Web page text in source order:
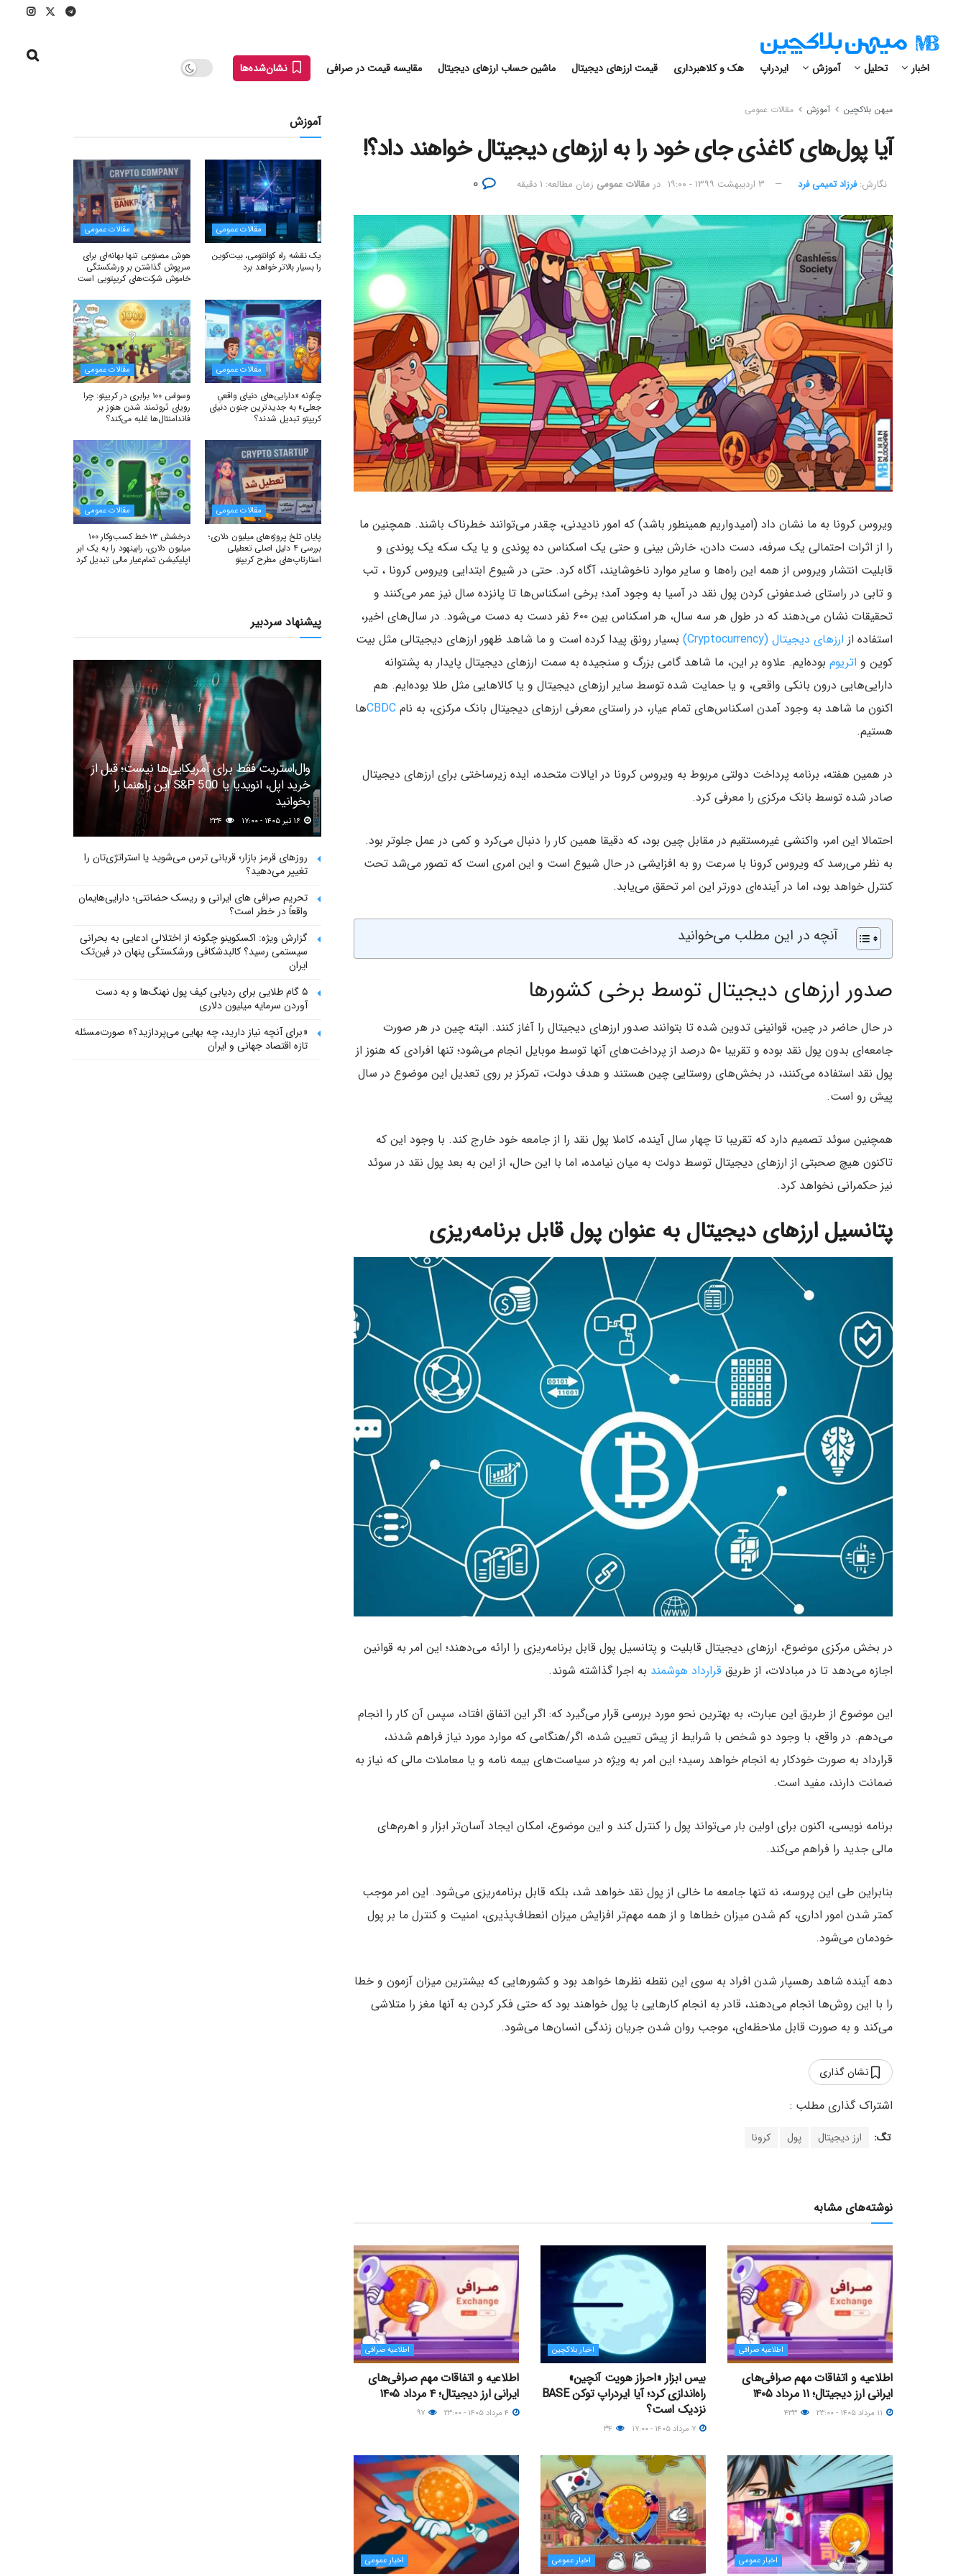
اخبار تحلیل آموزش ایردراپ هک و کلاهبرداری قیمت ارزهای دیجیتال ماشین حساب ارزهای دیجیتال مقایسه قیمت در صرافی نشان‌شده‌ها
میهن بلاکچین آموزش مقالات عمومی
آیا پول‌های کاغذی جای خود را به ارزهای دیجیتال خواهند داد؟!
نگارش:‌ فرزاد تمیمی فرد ۳ اردیبهشت ۱۳۹۹ - ۱۹:۰۰ در مقالات عمومی زمان مطالعه: ۱ دقیقه
ویروس کرونا به ما نشان داد (امیدواریم همینطور باشد) که امور نادیدنی، چقدر می‌توانند خطرناک باشند. همچنین ما
را از اثرات احتمالی یک سرفه، دست دادن، خارش بینی و حتی یک اسکناس ده پوندی و یا یک سکه یک پوندی و
قابلیت انتشار ویروس از همه این راه‌ها و سایر موارد ناخوشایند، آگاه کرد. حتی در شیوع ابتدایی ویروس کرونا ، تب
و تابی در راستای ضدعفونی کردن پول نقد در آسیا به وجود آمد؛ برخی اسکناس‌ها تا پانزده سال نیز عمر می‌کنند و
تحقیقات نشان می‌دهند که در طول هر سه سال، هر اسکناس بین ۶۰۰ نفر دست به دست می‌شود. در سال‌های اخیر،
استفاده از ارزهای دیجیتال (Cryptocurrency)
بسیار رونق پیدا کرده است و ما شاهد ظهور ارزهای دیجیتالی مثل بیت
کوین و اتریوم بوده‌ایم. علاوه بر این، ما شاهد گامی بزرگ و سنجیده به سمت ارزهای دیجیتال پایدار به پشتوانه
دارایی‌هایی درون بانکی واقعی، و یا حمایت شده توسط سایر ارزهای دیجیتال و یا کالاهایی مثل طلا بوده‌ایم. هم
اکنون ما شاهد به وجود آمدن اسکناس‌های تمام عیار، در راستای معرفی ارزهای دیجیتال بانک مرکزی، به نام CBDCها
هستیم.
در همین هفته، برنامه پرداخت دولتی مربوط به ویروس کرونا در ایالات متحده، ایده زیرساختی برای ارزهای دیجیتال
صادر شده توسط بانک مرکزی را معرفی کرد.
احتمالا این امر، واکنشی غیرمستقیم در مقابل چین بود، که دقیقا همین کار را دنبال می‌کرد و کمی در عمل جلوتر بود.
به نظر می‌رسد که ویروس کرونا با سرعت رو به افزایشی در حال شیوع است و این امری است که تصور می‌شد تحت
کنترل خواهد بود، اما در آینده‌ای دورتر این امر تحقق می‌یابد.
آنچه در این مطلب می‌خوانید
صدور ارزهای دیجیتال توسط برخی کشورها
در حال حاضر در چین، قوانینی تدوین شده تا بتوانند صدور ارزهای دیجیتال را آغاز کنند. البته چین در هر صورت
جامعه‌ای بدون پول نقد بوده و تقریبا ۵۰ درصد از پرداخت‌های آنها توسط موبایل انجام می‌شود؛ تنها افرادی که هنوز از
پول نقد استفاده می‌کنند، در بخش‌های روستایی چین هستند و هدف دولت، تمرکز بر روی تعدیل این موضوع در سال
پیش رو است.
همچنین سوئد تصمیم دارد که تقریبا تا چهار سال آینده، کاملا پول نقد را از جامعه خود خارج کند. با وجود این که
تاکنون هیچ صحبتی از ارزهای دیجیتال توسط دولت به میان نیامده، اما با این حال، از این به بعد پول نقد در سوئد
نیز حکمرانی نخواهد کرد.
پتانسیل ارزهای دیجیتال به عنوان پول قابل برنامه‌ریزی
در بخش مرکزی موضوع، ارزهای دیجیتال قابلیت و پتانسیل پول قابل برنامه‌ریزی را ارائه می‌دهند؛ این امر به قوانین
اجازه می‌دهد تا در مبادلات، از طریق قرارداد هوشمند به اجرا گذاشته شوند.
این موضوع از طریق این عبارت، به بهترین نحو مورد بررسی قرار می‌گیرد که: اگر این اتفاق افتاد، سپس آن کار را انجام
می‌دهم. در واقع، با وجود دو شخص با شرایط از پیش تعیین شده، اگر/هنگامی که موارد مورد نیاز فراهم شدند،
قرارداد به صورت خودکار به انجام خواهد رسید؛ این امر به ویژه در سیاست‌های بیمه نامه و یا معاملات مالی که نیاز به
ضمانت دارند، مفید است.
برنامه نویسی، اکنون برای اولین بار می‌تواند پول را کنترل کند و این موضوع، امکان ایجاد آسان‌تر ابزار و اهرم‌های
مالی جدید را فراهم می‌کند.
بنابراین طی این پروسه، نه تنها جامعه ما خالی از پول نقد خواهد شد، بلکه قابل برنامه‌ریزی می‌شود. این امر موجب
کمتر شدن امور اداری، کم شدن میزان خطاها و از همه مهم‌تر افزایش میزان انعطاف‌پذیری، امنیت و کنترل ما بر پول
خودمان می‌شود.
دهه آینده شاهد رهسپار شدن افراد به سوی این نقطه نظرها خواهد بود و کشورهایی که بیشترین میزان آزمون و خطا
را با این روش‌ها انجام می‌دهند، قادر به انجام کارهایی با پول خواهند بود که حتی فکر کردن به آنها مغز را متلاشی
می‌کند و به صورت قابل ملاحظه‌ای، موجب روان شدن جریان زندگی انسان‌ها می‌شود.
نشان گذاری
تگ: ارز دیجیتال پول کرونا
نوشته‌های مشابه
اطلاعیه صرافی
اطلاعیه و اتفاقات مهم صرافی‌های
ایرانی ارز دیجیتال؛ ۱۱ مرداد ۱۴۰۵
اخبار بلاکچین
بیس ابزار «احراز هویت آنچین»
راه‌اندازی کرد؛ آیا ایردراپ توکن BASE
نزدیک‌ است؟
اطلاعیه صرافی
اطلاعیه و اتفاقات مهم صرافی‌های
ایرانی ارز دیجیتال؛ ۴ مرداد ۱۴۰۵
اخبار عمومی اخبار عمومی اخبار عمومی
آموزش
مقالات عمومی
یک نقشه راه کوانتومی، بیت‌کوین
را بسیار بالاتر خواهد برد
مقالات عمومی
هوش مصنوعی تنها بهانه‌ای برای
سرپوش گذاشتن بر ورشکستگی
خاموش شرکت‌های کریپتویی است
مقالات عمومی
چگونه «دارایی‌های دنیای واقعیِ
جعلی» به جدیدترین جنون دنیای
کریپتو تبدیل شدند؟
مقالات عمومی
وسواس ۱۰۰ برابری در کریپتو: چرا
رویای ثروتمند شدن هنوز بر
فاندامنتال‌ها غلبه می‌کند؟
مقالات عمومی
پایان تلخ پروژه‌های میلیون دلاری؛
بررسی ۴ دلیل اصلی تعطیلی
استارتاپ‌های مطرح کریپتو
مقالات عمومی
درخشش ۱۳ خط کسب‌وکار ۱۰۰
میلیون دلاری، رابینهود را به یک ابر
اپلیکیشن تمام‌عیار مالی تبدیل کرد
پیشنهاد سردبیر
وال‌استریت فقط برای آمریکایی‌ها نیست؛ قبل از
خرید اپل، انویدیا یا S&P 500 این راهنما را
بخوانید
روزهای قرمز بازار؛ قربانی ترس می‌شوید یا استراتژی‌تان را
تغییر می‌دهید؟
تحریم صرافی های ایرانی و ریسک حضانتی؛ دارایی‌هایمان
واقعاً در خطر است؟
گزارش ویژه: اکسکوینو چگونه از اختلالی ادعایی به بحرانی
سیستمی رسید؟ کالبدشکافی ورشکستگی پنهان در فین‌تک
ایران
۵ گام طلایی برای ردیابی کیف پول‌ نهنگ‌ها و به دست
آوردن سرمایه میلیون دلاری
«برای آنچه نیاز دارید، چه بهایی می‌پردازید؟» صورت‌مسئله
تازه اقتصاد جهانی و ایران